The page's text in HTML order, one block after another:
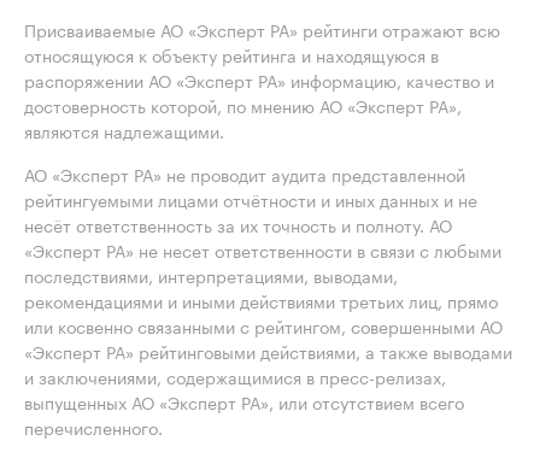
Присваиваемые АО «Эксперт РА» рейтинги отражают всю
относящуюся к объекту рейтинга и находящуюся в
распоряжении АО «Эксперт РА» информацию, качество и
достоверность которой, по мнению АО «Эксперт РА»,
являются надлежащими.
АО «Эксперт РА» не проводит аудита представленной
рейтингуемыми лицами отчётности и иных данных и не
несёт ответственность за их точность и полноту. АО
«Эксперт РА» не несет ответственности в связи с любыми
последствиями, интерпретациями, выводами,
рекомендациями и иными действиями третьих лиц, прямо
или косвенно связанными с рейтингом, совершенными АО
«Эксперт РА» рейтинговыми действиями, а также выводами
и заключениями, содержащимися в пресс-релизах,
выпущенных АО «Эксперт РА», или отсутствием всего
перечисленного.